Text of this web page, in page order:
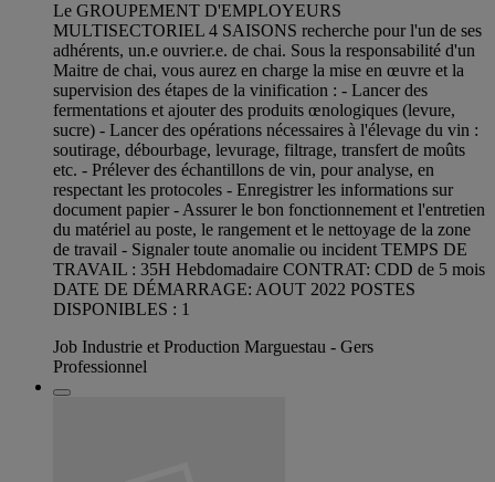
Le GROUPEMENT D'EMPLOYEURS
MULTISECTORIEL 4 SAISONS recherche pour l'un de ses
adhérents, un.e ouvrier.e. de chai. Sous la responsabilité d'un
Maitre de chai, vous aurez en charge la mise en œuvre et la
supervision des étapes de la vinification : - Lancer des
fermentations et ajouter des produits œnologiques (levure,
sucre) - Lancer des opérations nécessaires à l'élevage du vin :
soutirage, débourbage, levurage, filtrage, transfert de moûts
etc. - Prélever des échantillons de vin, pour analyse, en
respectant les protocoles - Enregistrer les informations sur
document papier - Assurer le bon fonctionnement et l'entretien
du matériel au poste, le rangement et le nettoyage de la zone
de travail - Signaler toute anomalie ou incident TEMPS DE
TRAVAIL : 35H Hebdomadaire CONTRAT: CDD de 5 mois
DATE DE DÉMARRAGE: AOUT 2022 POSTES
DISPONIBLES : 1
Job Industrie et Production Marguestau - Gers
Professionnel